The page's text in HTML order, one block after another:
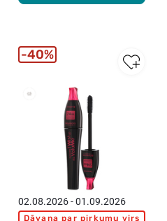
02.08.2026 - 01.09.2026
Dāvana par pirkumu virs
40%